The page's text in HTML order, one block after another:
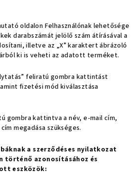
oldalon Felhasználónak lehetősége
darabszámát jelölő szám átírásával a
illetve az „X” karaktert ábrázoló
ki is veheti az adatott terméket.
feliratú gombra kattintást
fizetési mód kiválasztása
gombra kattintva a név, e-mail cím,
megadása szükséges.
a szerződéses nyilatkozat
történő azonosításához és
eszközök: